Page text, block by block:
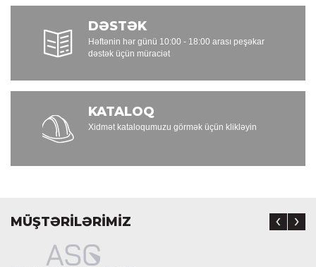
DƏSTƏK
Həftənin hər günü 10:00 - 18:00 arası peşəkar
dəstək üçün müraciət
KATALOQ
Xidmət kataloqumuzu görmək üçün klikləyin
MÜŞTƏRİLƏRİMİZ